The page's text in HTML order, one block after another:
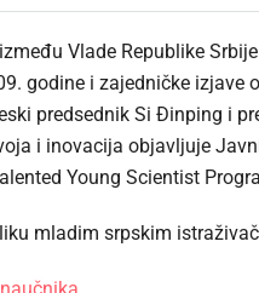
Vlade Republike
godine i zajedničke izjave
predsednik Si Đinping i
i inovacija objavljuje
Young Scientist
mladim srpskim